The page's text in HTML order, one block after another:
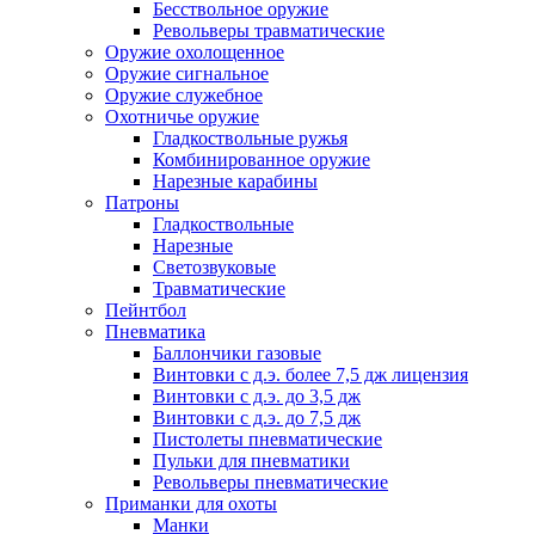
Бесствольное оружие
Револьверы травматические
Оружие охолощенное
Оружие сигнальное
Оружие служебное
Охотничье оружие
Гладкоствольные ружья
Комбинированное оружие
Нарезные карабины
Патроны
Гладкоствольные
Нарезные
Светозвуковые
Травматические
Пейнтбол
Пневматика
Баллончики газовые
Винтовки с д.э. более 7,5 дж лицензия
Винтовки с д.э. до 3,5 дж
Винтовки с д.э. до 7,5 дж
Пистолеты пневматические
Пульки для пневматики
Револьверы пневматические
Приманки для охоты
Манки